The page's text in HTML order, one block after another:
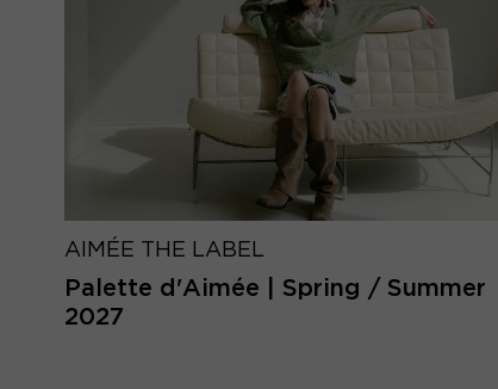
AIMÉE THE LABEL
Palette d'Aimée | Spring / Summer
2027